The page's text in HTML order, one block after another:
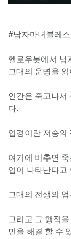
#남자마녀블레
헬로우봇에서 남
그대의 운명을
인간은 죽고나서
다.
업경이란 저승의
여기에 비추면
업이 나타난다고
그대의 전생의
그리고 그 행적
민을 해결 할 수